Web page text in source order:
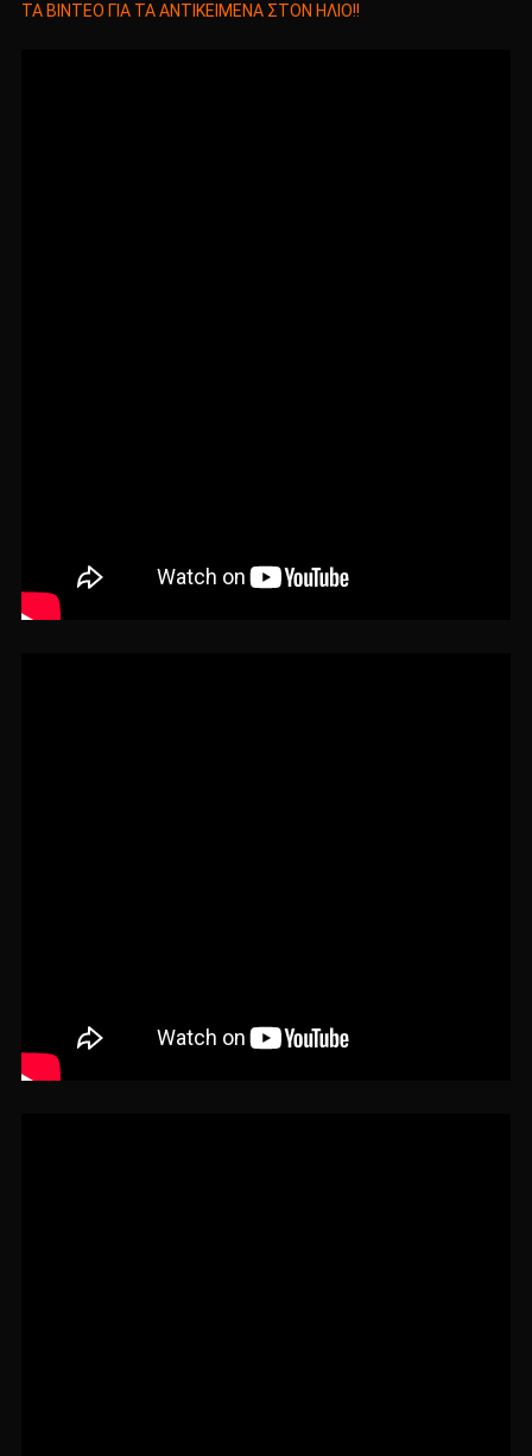
TA BINTEO ΓΙΑ ΤΑ ΑΝΤΙΚΕΙΜΕΝΑ ΣΤΟΝ ΗΛΙΟ!!